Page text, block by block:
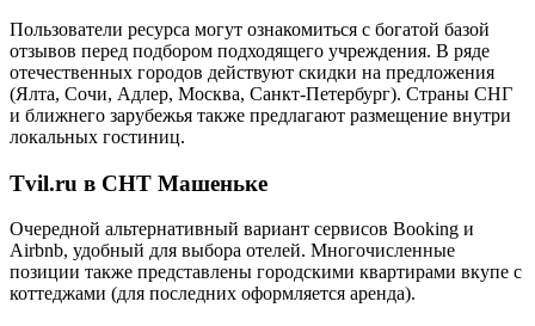
Пользователи ресурса могут ознакомиться с богатой базой
отзывов перед подбором подходящего учреждения. В ряде
отечественных городов действуют скидки на предложения
(Ялта, Сочи, Адлер, Москва, Санкт-Петербург). Страны СНГ
и ближнего зарубежья также предлагают размещение внутри
локальных гостиниц.
Tvil.ru в СНТ Машеньке
Очередной альтернативный вариант сервисов Booking и
Airbnb, удобный для выбора отелей. Многочисленные
позиции также представлены городскими квартирами вкупе с
коттеджами (для последних оформляется аренда).